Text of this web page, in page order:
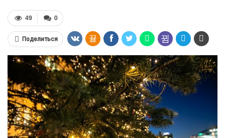
0
49
Поделиться